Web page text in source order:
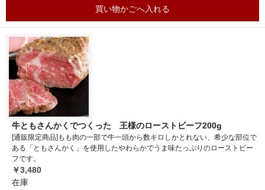
買い物かごへ入れる
牛ともさんかくでつくった 王様のローストビーフ200g
[通販限定商品]もも肉の一部で牛一頭から数キロしかとれない、希少な部位で
ある「ともさんかく」を使用したやわらかでうま味たっぷりのローストビー
フです。
￥3,480
在庫